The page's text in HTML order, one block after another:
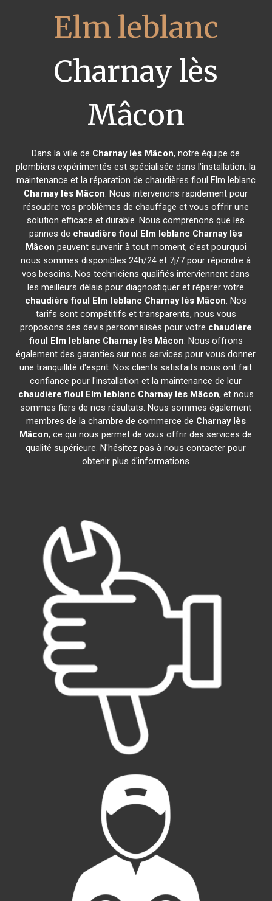
Elm leblanc
Charnay lès
Mâcon
Dans la ville de Charnay lès Mâcon, notre équipe de
plombiers expérimentés est spécialisée dans l'installation, la
maintenance et la réparation de chaudières fioul Elm leblanc
Charnay lès Mâcon. Nous intervenons rapidement pour
résoudre vos problèmes de chauffage et vous offrir une
solution efficace et durable. Nous comprenons que les
pannes de chaudière fioul Elm leblanc Charnay lès
Mâcon peuvent survenir à tout moment, c'est pourquoi
nous sommes disponibles 24h/24 et 7j/7 pour répondre à
vos besoins. Nos techniciens qualifiés interviennent dans
les meilleurs délais pour diagnostiquer et réparer votre
chaudière fioul Elm leblanc Charnay lès Mâcon. Nos
tarifs sont compétitifs et transparents, nous vous
proposons des devis personnalisés pour votre chaudière
fioul Elm leblanc Charnay lès Mâcon. Nous offrons
également des garanties sur nos services pour vous donner
une tranquillité d'esprit. Nos clients satisfaits nous ont fait
confiance pour l'installation et la maintenance de leur
chaudière fioul Elm leblanc Charnay lès Mâcon, et nous
sommes fiers de nos résultats. Nous sommes également
membres de la chambre de commerce de Charnay lès
Mâcon, ce qui nous permet de vous offrir des services de
qualité supérieure. N'hésitez pas à nous contacter pour
obtenir plus d'informations